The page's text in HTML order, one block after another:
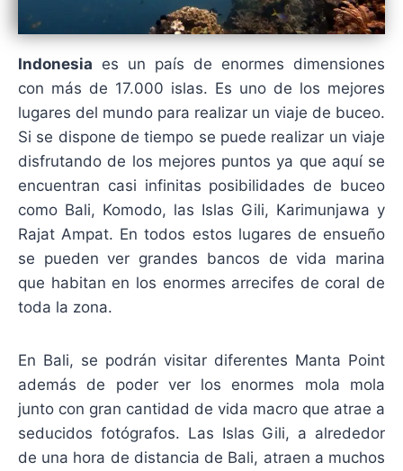
Indonesia es un país de enormes dimensiones
con más de 17.000 islas. Es uno de los mejores
lugares del mundo para realizar un viaje de buceo.
Si se dispone de tiempo se puede realizar un viaje
disfrutando de los mejores puntos ya que aquí se
encuentran casi infinitas posibilidades de buceo
como Bali, Komodo, las Islas Gili, Karimunjawa y
Rajat Ampat. En todos estos lugares de ensueño
se pueden ver grandes bancos de vida marina
que habitan en los enormes arrecifes de coral de
toda la zona.
En Bali, se podrán visitar diferentes Manta Point
además de poder ver los enormes mola mola
junto con gran cantidad de vida macro que atrae a
seducidos fotógrafos. Las Islas Gili, a alrededor
de una hora de distancia de Bali, atraen a muchos